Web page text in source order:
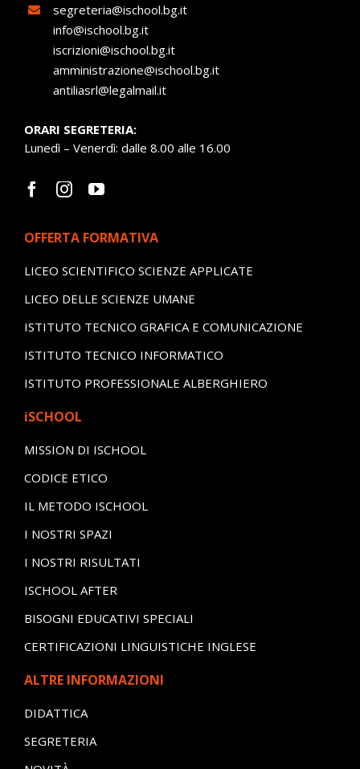
segreteria@ischool.bg.it
info@ischool.bg.it
iscrizioni@ischool.bg.it
amministrazione@ischool.bg.it
antiliasrl@legalmail.it
ORARI SEGRETERIA:
Lunedì – Venerdì: dalle 8.00 alle 16.00
OFFERTA FORMATIVA
LICEO SCIENTIFICO SCIENZE APPLICATE
LICEO DELLE SCIENZE UMANE
ISTITUTO TECNICO GRAFICA E COMUNICAZIONE
ISTITUTO TECNICO INFORMATICO
ISTITUTO PROFESSIONALE ALBERGHIERO
iSCHOOL
MISSION DI ISCHOOL
CODICE ETICO
IL METODO ISCHOOL
I NOSTRI SPAZI
I NOSTRI RISULTATI
ISCHOOL AFTER
BISOGNI EDUCATIVI SPECIALI
CERTIFICAZIONI LINGUISTICHE INGLESE
ALTRE INFORMAZIONI
DIDATTICA
SEGRETERIA